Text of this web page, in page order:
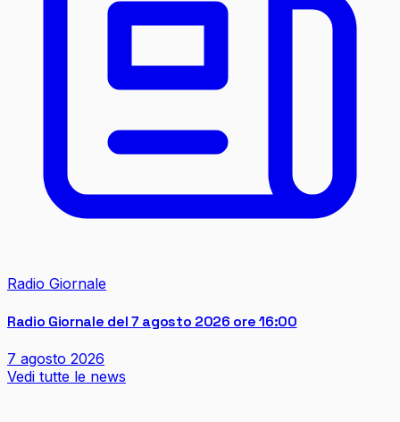
Radio Giornale
Radio Giornale del 7 agosto 2026 ore 16:00
7 agosto 2026
Vedi tutte le news